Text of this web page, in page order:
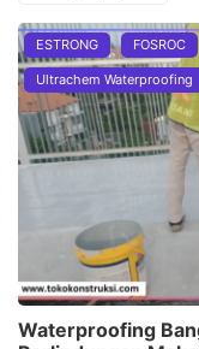
ESTRONG FOSROC
Ultrachem Waterproofing
Waterproofing